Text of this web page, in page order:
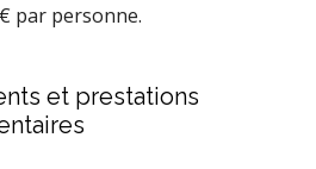
par personne.
et prestations